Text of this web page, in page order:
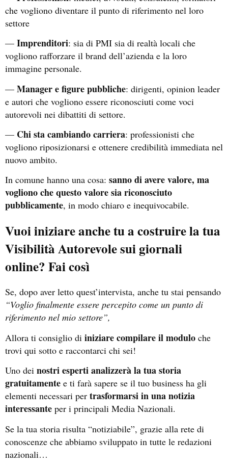
che vogliono diventare il punto di riferimento nel loro
settore
— Imprenditori: sia di PMI sia di realtà locali che
vogliono rafforzare il brand dell’azienda e la loro
immagine personale.
— Manager e figure pubbliche: dirigenti, opinion leader
e autori che vogliono essere riconosciuti come voci
autorevoli nei dibattiti di settore.
— Chi sta cambiando carriera: professionisti che
vogliono riposizionarsi e ottenere credibilità immediata nel
nuovo ambito.
In comune hanno una cosa: sanno di avere valore, ma
vogliono che questo valore sia riconosciuto
pubblicamente, in modo chiaro e inequivocabile.
Vuoi iniziare anche tu a costruire la tua
Visibilità Autorevole sui giornali
online? Fai così
Se, dopo aver letto quest’intervista, anche tu stai pensando
“Voglio finalmente essere percepito come un punto di
riferimento nel mio settore”,
Allora ti consiglio di iniziare compilare il modulo che
trovi qui sotto e raccontarci chi sei!
Uno dei nostri esperti analizzerà la tua storia
gratuitamente e ti farà sapere se il tuo business ha gli
elementi necessari per trasformarsi in una notizia
interessante per i principali Media Nazionali.
Se la tua storia risulta “notiziabile”, grazie alla rete di
conoscenze che abbiamo sviluppato in tutte le redazioni
nazionali…